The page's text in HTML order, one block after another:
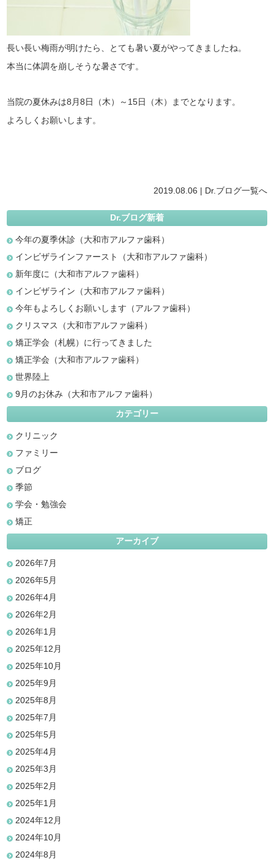
長い長い梅雨が明けたら、とても暑い夏がやってきましたね。
本当に体調を崩しそうな暑さです。
当院の夏休みは8月8日（木）～15日（木）までとなります。
よろしくお願いします。
2019.08.06 | Dr.ブログ一覧へ
Dr.ブログ新着
今年の夏季休診（大和市アルファ歯科）
インビザラインファースト（大和市アルファ歯科）
新年度に（大和市アルファ歯科）
インビザライン（大和市アルファ歯科）
今年もよろしくお願いします（アルファ歯科）
クリスマス（大和市アルファ歯科）
矯正学会（札幌）に行ってきました
矯正学会（大和市アルファ歯科）
世界陸上
9月のお休み（大和市アルファ歯科）
カテゴリー
クリニック
ファミリー
ブログ
季節
学会・勉強会
矯正
アーカイブ
2026年7月
2026年5月
2026年4月
2026年2月
2026年1月
2025年12月
2025年10月
2025年9月
2025年8月
2025年7月
2025年5月
2025年4月
2025年3月
2025年2月
2025年1月
2024年12月
2024年10月
2024年8月